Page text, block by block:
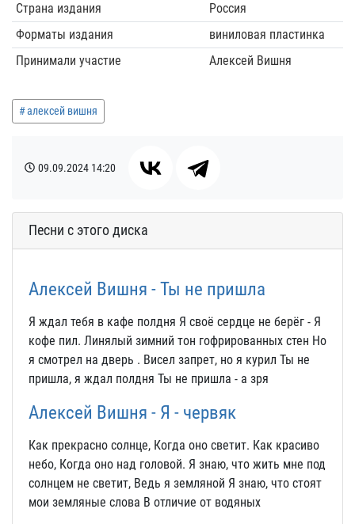
Страна издания
Россия
Форматы издания
виниловая пластинка
Принимали участие
Алексей Вишня
алексей вишня
09.09.2024 14:20
Песни с этого диска
Алексей Вишня - Ты не пришла
Я ждал тебя в кафе полдня Я своё сердце не берёг - Я
кофе пил. Линялый зимний тон гофрированных стен Но
я смотрел на дверь . Висел запрет, но я курил Ты не
пришла, я ждал полдня Ты не пришла - а зря
Алексей Вишня - Я - червяк
Как прекрасно солнце, Когда оно светит. Как красиво
небо, Когда оно над головой. Я знаю, что жить мне под
солнцем не светит, Ведь я земляной Я знаю, что стоят
мои земляные слова В отличие от водяных